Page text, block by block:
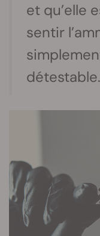
et qu’elle
sentir
détestable.